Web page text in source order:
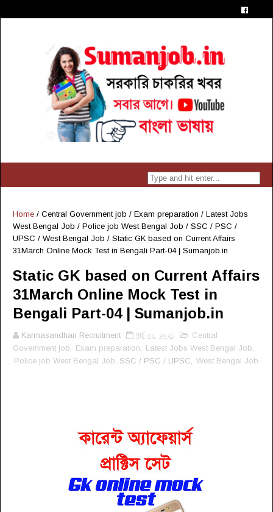
Home / Central Government job / Exam preparation / Latest Jobs
West Bengal Job / Police job West Bengal Job / SSC / PSC /
UPSC / West Bengal Job / Static GK based on Current Affairs
31March Online Mock Test in Bengali Part-04 | Sumanjob.in
Static GK based on Current Affairs
31March Online Mock Test in
Bengali Part-04 | Sumanjob.in
Karmasandhan Recruitment মার্চ ৩১, ২০২১
Central
Government job
Exam preparation Latest Jobs West Bengal Job
Police job West Bengal Job , SSC / PSC / UPSC, West Bengal Job